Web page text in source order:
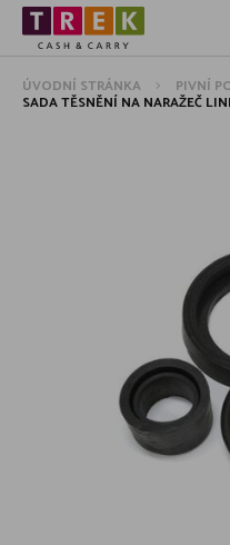
ÚVODNÍ STRÁNKA PIVNÍ
SADA TĚSNĚNÍ NA NARAŽEČ